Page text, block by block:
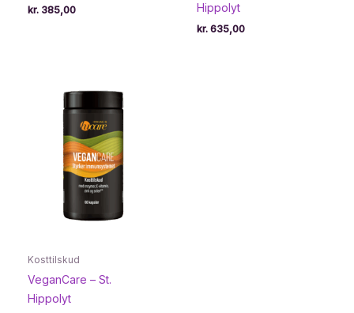
kr. 385,00
Hippolyt
kr. 635,00
Kosttilskud
VeganCare – St.
Hippolyt